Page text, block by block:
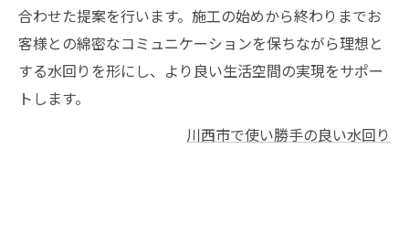
合わせた提案を行います。施工の始めから終わりまでお
客様との綿密なコミュニケーションを保ちながら理想と
する水回りを形にし、より良い生活空間の実現をサポー
トします。
川西市で使い勝手の良い水回り